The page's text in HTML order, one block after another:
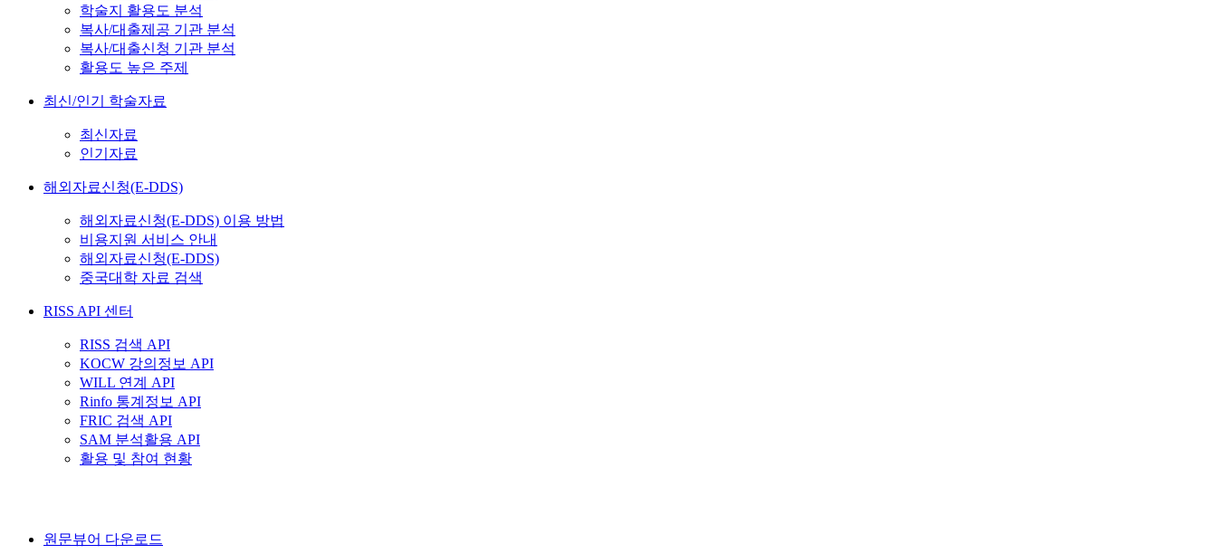
학술지 활용도 분석
복사/대출제공 기관 분석
복사/대출신청 기관 분석
활용도 높은 주제
최신/인기 학술자료
최신자료
인기자료
해외자료신청(E-DDS)
해외자료신청(E-DDS) 이용 방법
비용지원 서비스 안내
해외자료신청(E-DDS)
중국대학 자료 검색
RISS API 센터
RISS 검색 API
KOCW 강의정보 API
WILL 연계 API
Rinfo 통계정보 API
FRIC 검색 API
SAM 분석활용 API
활용 및 참여 현황
원문뷰어 다운로드